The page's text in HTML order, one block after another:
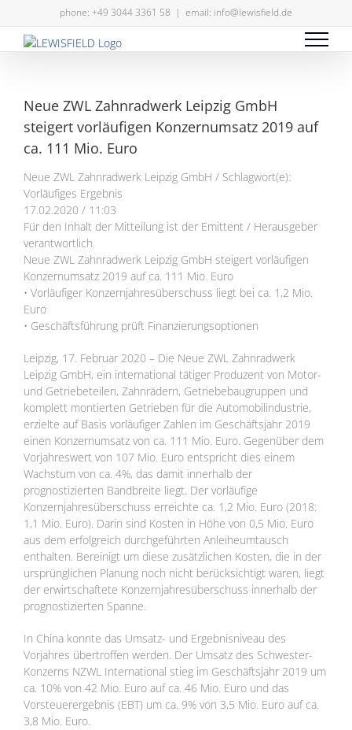
Inhalt
springen
phone: +49 3044 3361 58 | email: info@lewisfield.de
Neue ZWL Zahnradwerk Leipzig GmbH
steigert vorläufigen Konzernumsatz 2019 auf
ca. 111 Mio. Euro
Neue ZWL Zahnradwerk Leipzig GmbH / Schlagwort(e):
Vorläufiges Ergebnis
17.02.2020 / 11:03
Für den Inhalt der Mitteilung ist der Emittent / Herausgeber
verantwortlich.
Neue ZWL Zahnradwerk Leipzig GmbH steigert vorläufigen
Konzernumsatz 2019 auf ca. 111 Mio. Euro
• Vorläufiger Konzernjahresüberschuss liegt bei ca. 1,2 Mio.
Euro
• Geschäftsführung prüft Finanzierungsoptionen
Leipzig, 17. Februar 2020 – Die Neue ZWL Zahnradwerk
Leipzig GmbH, ein international tätiger Produzent von Motor-
und Getriebeteilen, Zahnrädern, Getriebebaugruppen und
komplett montierten Getrieben für die Automobilindustrie,
erzielte auf Basis vorläufiger Zahlen im Geschäftsjahr 2019
einen Konzernumsatz von ca. 111 Mio. Euro. Gegenüber dem
Vorjahreswert von 107 Mio. Euro entspricht dies einem
Wachstum von ca. 4%, das damit innerhalb der
prognostizierten Bandbreite liegt. Der vorläufige
Konzernjahresüberschuss erreichte ca. 1,2 Mio. Euro (2018:
1,1 Mio. Euro). Darin sind Kosten in Höhe von 0,5 Mio. Euro
aus dem erfolgreich durchgeführten Anleiheumtausch
enthalten. Bereinigt um diese zusätzlichen Kosten, die in der
ursprünglichen Planung noch nicht berücksichtigt waren, liegt
der erwirtschaftete Konzernjahresüberschuss innerhalb der
prognostizierten Spanne.
In China konnte das Umsatz- und Ergebnisniveau des
Vorjahres übertroffen werden. Der Umsatz des Schwester-
Konzerns NZWL International stieg im Geschäftsjahr 2019 um
ca. 10% von 42 Mio. Euro auf ca. 46 Mio. Euro und das
Vorsteuerergebnis (EBT) um ca. 9% von 3,5 Mio. Euro auf ca.
3,8 Mio. Euro.